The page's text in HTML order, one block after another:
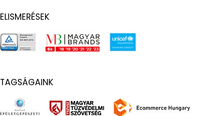
ELISMERÉSEK
TAGSÁGAINK